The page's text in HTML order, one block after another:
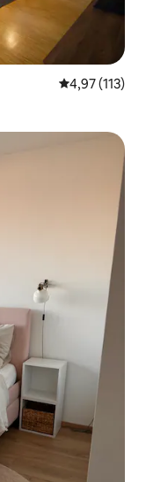
Prosječna
4,97 (113)